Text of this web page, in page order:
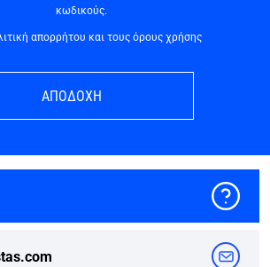
κωδικούς.
απορρήτου και τους όρους χρήσης
ΑΠΟΔΟΧΗ